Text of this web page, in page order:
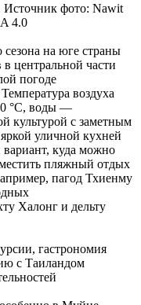
Источник фото: Nawit
4.0
на юге страны
центральной части
погоде
воздуха
°C, воды —
культурой с заметным
уличной кухней
куда можно
пляжный отдых
пагод Тхиенму
Халонг и дельту
гастрономия
с Таиландом